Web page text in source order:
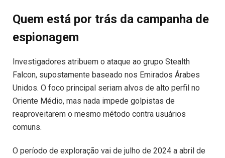
Quem está por trás da campanha de
espionagem
Investigadores atribuem o ataque ao grupo Stealth
Falcon, supostamente baseado nos Emirados Árabes
Unidos. O foco principal seriam alvos de alto perfil no
Oriente Médio, mas nada impede golpistas de
reaproveitarem o mesmo método contra usuários
comuns.
O período de exploração vai de julho de 2024 a abril de